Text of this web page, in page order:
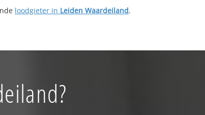
loodgieter in Leiden Waardeiland.